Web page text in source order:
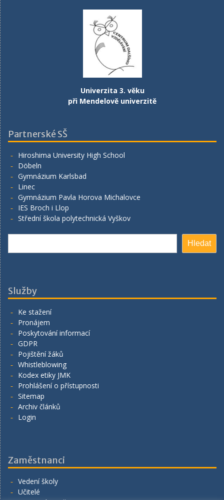
Univerzita 3. věku
při Mendelově univerzitě
Partnerské SŠ
Hiroshima University High School
Döbeln
Gymnázium Karlsbad
Linec
Gymnázium Pavla Horova Michalovce
IES Broch i Llop
Střední škola polytechnická Vyškov
Hledat
Služby
Ke stažení
Pronájem
Poskytování informací
GDPR
Pojištění žáků
Whistleblowing
Kodex etiky JMK
Prohlášení o přístupnosti
Sitemap
Archiv článků
Login
Zaměstnanci
Vedení školy
Učitelé